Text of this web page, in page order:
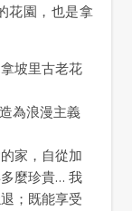
花園，也是拿
坡里古老花
為浪漫主義
家，自從加
麼珍貴… 我
；既能享受